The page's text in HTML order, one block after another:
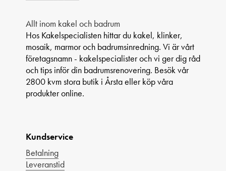
Allt inom kakel och badrum
Hos Kakelspecialisten hittar du kakel, klinker,
mosaik, marmor och badrumsinredning. Vi är vårt
företagsnamn - kakelspecialister och vi ger dig råd
och tips inför din badrumsrenovering. Besök vår
2800 kvm stora butik i Årsta eller köp våra
produkter online.
Kundservice
Betalning
Leveranstid